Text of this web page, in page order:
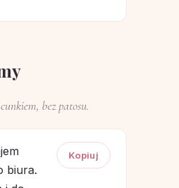
bez patosu.
biura.
Kopiuj